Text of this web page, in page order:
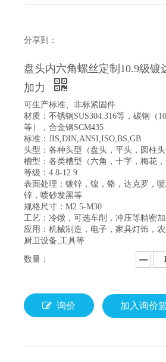
分享到：
盘头内六角螺丝定制10.9级镀
加力
可生产标准、非标紧固件
材质：不锈钢SUS304.316等，碳钢（
等），合金钢SCM435
标准：JIS,DIN,ANSI,ISO,BS,GB
头型：各种头型（盘头，平头，圆柱头
槽型：各类槽型（六角，十字，梅花，
等级：4.8-12.9
表面处理：镀锌，镍，铬，达克罗，
锌，喷砂发黑等
规格尺寸：M2.5-M30
工艺：冷镦，可选车削，冲压等精密
应用：机械制造，电子，家具灯饰，
厨卫设备,工具等
数量：
询价 加入询价